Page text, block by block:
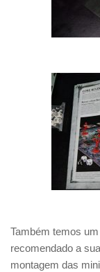
Também temos
recomendado a
montagem das